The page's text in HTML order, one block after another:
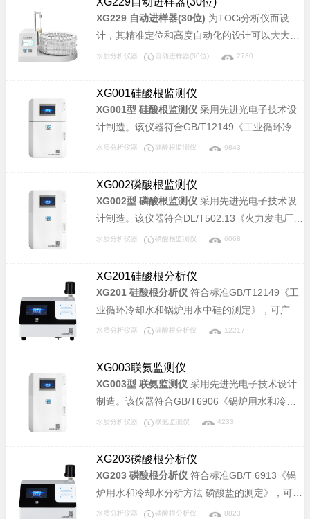
TOCi浓度从0µg/L～1500.0µg/L的水样，仪器具
有高灵敏度、高分析精度、良好的稳定性和重复
XG229 自动进样器(30位) 为TOCi分析仪而设
计，其精准定位和高度自动化的设计可以大大缩
减检测的人工介入，提高工作效率。
水质分析仪器 自动进样器(30位) 2730
XG001硅酸根监测仪
XG001型 硅酸根监测仪采用先进光电子技术设
计制造。该仪器符合GB/T12149《工业循环冷却
水和锅炉用水中硅的测定》标准，可广泛应用于
水等行业溶液中硅酸根含量的连续监测。
水质分析仪器 硅酸根监测仪 9843
XG002磷酸根监测仪
XG002型 磷酸根监测仪采用先进光电子技术设
计制造。该仪器符合DL/T502.13《火力发电厂水
汽分析方法-磷酸盐的测定》和GB/T 6913《锅炉
广泛应用于电力、化工、冶金、环保、制药、半
导体和自来水等行业溶液中磷酸盐含量的连续监
测。
水质分析仪器 磷酸根监测仪 6068
XG201硅酸根分析仪
XG201 硅酸根分析仪符合标准GB/T12149《工
业循环冷却水和锅炉用水中硅的测定》，可广泛
应用于电力、化工、冶金、环保、制药、半导体
水质分析仪器 硅酸根分析仪 12217
XG003联氨监测仪
XG003型 联氨监测仪采用先进光电子技术设计
制造。该仪器符合GB/T6906《锅炉用水和冷却
水分析方法联氨的测定》标准，可广泛应用于电
等行业溶液中联氨含量的连续监测。
水质分析仪器 联氨监测仪 4233
XG203磷酸根分析仪
XG203 磷酸根分析仪符合标准GB/T 6913《锅
炉用水和冷却水分析方法 磷酸盐的测定》，可广
泛应用于电力、化工、冶金、环保、制药、半导
水质分析仪器 磷酸根分析仪 8823